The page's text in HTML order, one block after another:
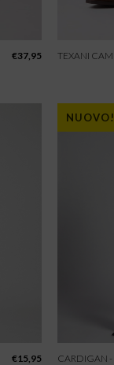
€37,95 TEXANI
€15,95
NUOVO!
CARDIGAN -